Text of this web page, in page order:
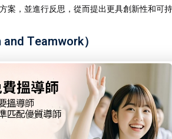
案，並進行反思，從而提出更具創新性和可
Teamwork）
升他們的合作技能，還能幫助他們更好地理
究，並共同討論全球問題及其解決方案。
會如何將來自不同學科領域的知識結合起來，